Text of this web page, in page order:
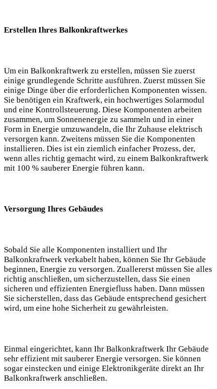
Erstellen Ihres‍ Balkonkraftwerkes
Um ein Balkonkraftwerk zu⁤ erstellen, müssen Sie‍ zuerst
einige grundlegende‍ Schritte ausführen. ​Zuerst müssen Sie⁤
einige Dinge über die erforderlichen Komponenten wissen.
Sie benötigen‌ ein Kraftwerk, ein hochwertiges Solarmodul
⁣und eine​ Kontrollsteuerung. ⁣Diese ⁢Komponenten arbeiten​
zusammen, um Sonnenenergie zu sammeln und in einer
Form in Energie umzuwandeln, die Ihr Zuhause elektrisch
versorgen kann. Zweitens müssen Sie die Komponenten
installieren. Dies ⁤ist⁤ ein ziemlich einfacher ​Prozess, der,
wenn‌ alles richtig gemacht wird, zu ​einem Balkonkraftwerk
mit 100 % ‌sauberer Energie führen‌ kann.​
Versorgung Ihres Gebäudes
Sobald ‌Sie alle Komponenten‍ installiert und Ihr‍
Balkonkraftwerk verkabelt haben, können Sie‍ Ihr‌ Gebäude
‌beginnen, Energie⁤ zu versorgen. Zuallererst müssen Sie alles
richtig anschließen, ⁢um sicherzustellen, dass Sie⁣ einen
sicheren und ‌effizienten Energiefluss ‌haben. Dann⁣ müssen
Sie sicherstellen, ⁣dass das Gebäude entsprechend gesichert
⁤wird,‍ um eine hohe Sicherheit zu gewährleisten.
Einmal eingerichtet, ​kann⁤ Ihr Balkonkraftwerk Ihr ​Gebäude
sehr effizient ⁢mit sauberer ​Energie versorgen. Sie können
sogar einstecken und einige Elektronikgeräte ‍direkt an ‌Ihr⁣
Balkonkraftwerk anschließen.